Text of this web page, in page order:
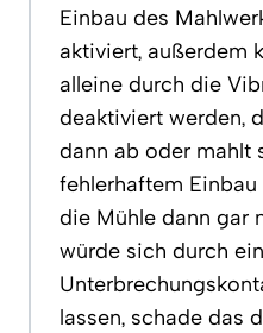
Einbau des
aktiviert, außerdem
alleine durch die
deaktiviert werden,
dann ab oder mahlt
fehlerhaftem
die Mühle dann gar
würde sich durch
lassen, schade das